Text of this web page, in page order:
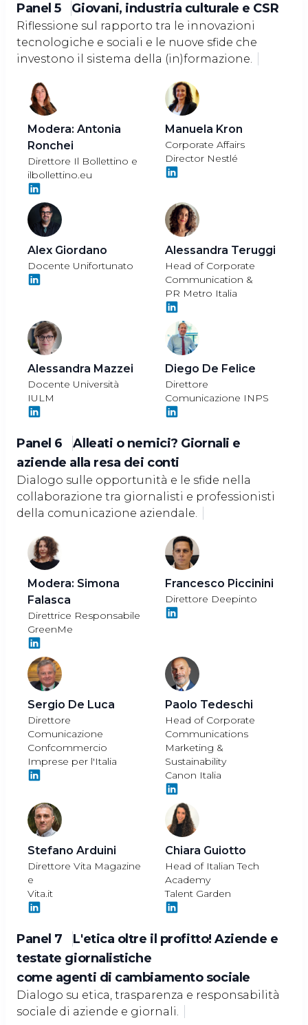
Panel 5 Giovani, industria culturale e CSR
Riflessione sul rapporto tra le innovazioni
tecnologiche e sociali e le nuove sfide che
investono il sistema della (in)formazione.
Modera: Antonia
Ronchei
Direttore Il Bollettino e
ilbollettino.eu
Manuela Kron
Corporate Affairs
Director Nestlé
Alex Giordano
Docente Unifortunato
Alessandra Teruggi
Head of Corporate
Communication &
PR Metro Italia
Alessandra Mazzei
Docente Università
IULM
Diego De Felice
Direttore
Comunicazione INPS
Panel 6
Alleati o nemici? Giornali e
aziende alla resa dei conti
Dialogo sulle opportunità e le sfide nella
collaborazione tra giornalisti e professionisti
della comunicazione aziendale.
Modera: Simona
Falasca
Direttrice Responsabile
GreenMe
Francesco Piccinini
Direttore Deepinto
Sergio De Luca
Direttore
Comunicazione
Confcommercio
Imprese per l'Italia
Paolo Tedeschi
Head of Corporate
Communications
Marketing &
Sustainability
Canon Italia
Stefano Arduini
Direttore Vita Magazine
e
Vita.it
Chiara Guiotto
Head of Italian Tech
Academy
Talent Garden
Panel 7
L'etica oltre il profitto! Aziende e
testate giornalistiche
come agenti di cambiamento sociale
Dialogo su etica, trasparenza e responsabilità
sociale di aziende e giornali.